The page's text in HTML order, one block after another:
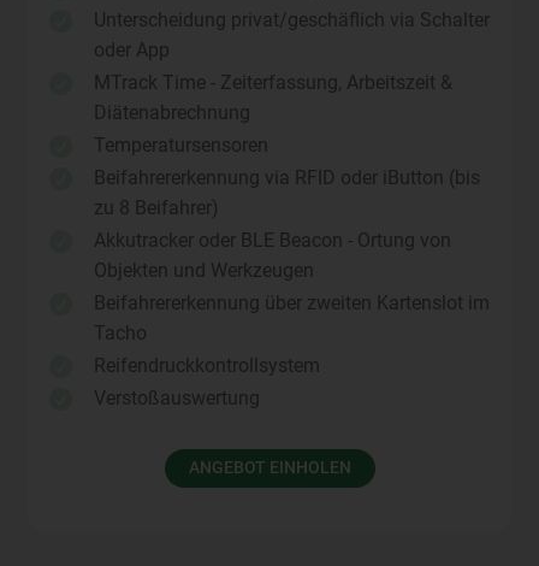
Unterscheidung privat/geschäflich via Schalter
oder App
MTrack Time - Zeiterfassung, Arbeitszeit &
Diätenabrechnung
Temperatursensoren
Beifahrererkennung via RFID oder iButton (bis
zu 8 Beifahrer)
Akkutracker oder BLE Beacon - Ortung von
Objekten und Werkzeugen
Beifahrererkennung über zweiten Kartenslot im
Tacho
Reifendruckkontrollsystem
Verstoßauswertung
ANGEBOT EINHOLEN